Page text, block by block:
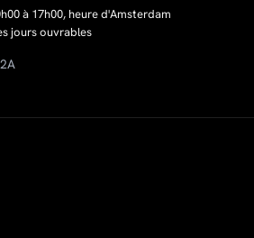
GMT+0000 (Coordinated
GMT+0000 (Coordinated
quality, nothing bad to say about
à 17h00, heure d'Amsterdam
jours ouvrables